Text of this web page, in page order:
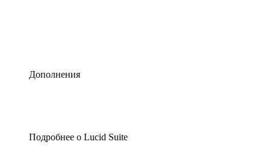
Дополнения
Подробнее о Lucid Suite